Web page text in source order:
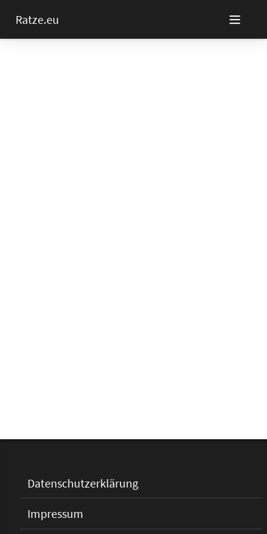
Ratze.eu
Datenschutzerklärung
Impressum